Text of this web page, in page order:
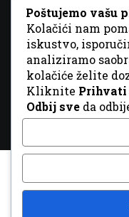
© 2026 Sva
Poštujemo vašu
Kolačići nam
iskustvo,
analiziramo
kolačiće želite
Kliknite Prihvati
Odbij sve da